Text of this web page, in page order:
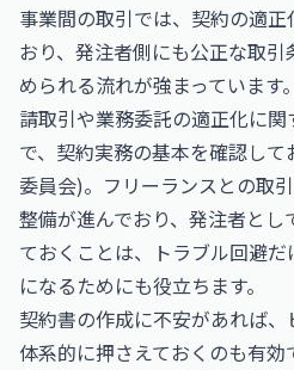
事業間の取引では、契約の適
おり、発注者側にも公正な取
められる流れが強まっていま
請取引や業務委託の適正化に
で、契約実務の基本を確認し
委員会)。フリーランスとの取
整備が進んでおり、発注者と
ておくことは、トラブル回避
になるためにも役立ちます。
契約書の作成に不安があれば
体系的に押さえておくのも有